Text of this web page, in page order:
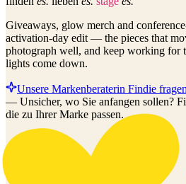
Giveaways, glow merch and
activation-day edit — the pieces that
photograph well, and keep working for
lights come down.
Unsere Markenberaterin Findie fragen
— Unsicher, wo Sie anfangen sollen?
die zu Ihrer Marke passen.